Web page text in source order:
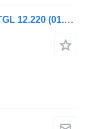
Tubo flessibile aspirazione aria MAN TGL 12.220 (01.05-) 81082010459 per trattore stradale MAN TGL, TGM, TGS, TGX (2005-2021)